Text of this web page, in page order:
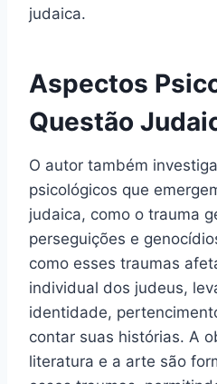
judaica.
Aspectos
Questão
O autor também
psicológicos que
judaica, como o trauma
perseguições e
como esses traumas
individual dos judeus,
identidade,
contar suas histórias. A
literatura e a arte são